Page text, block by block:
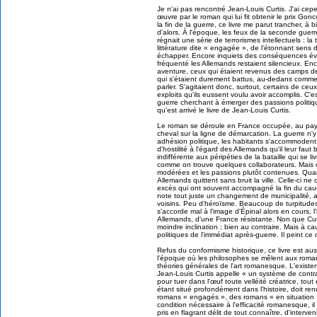
Je n'ai pas rencontré Jean-Louis Curtis. J'ai
œuvre par le roman qui lui fit obtenir le prix
la fin de la guerre, ce livre me parut trancher, à
d'alors. À l'époque, les feux de la seconde
régnait une série de terrorismes intellectuels :
littérature dite « engagée », de l'étonnant sens
échapper. Encore inquiets des conséquences
fréquenté les Allemands restaient silencieux.
aventure, ceux qui étaient revenus des camps
qui s'étaient durement battus, au-dedans
parler. S'agitaient donc, surtout, certains de
exploits qu'ils eussent voulu avoir accomplis.
guerre cherchant à émerger des passions
qu'est arrivé le livre de Jean-Louis Curtis.
Le roman se déroule en France occupée, au
cheval sur la ligne de démarcation. La guerre
adhésion politique, les habitants
d'hostilité à l'égard des Allemands qu'il leur faut
indifférente aux péripéties de la bataille qui se
comme on trouve quelques collaborateurs.
modérées et les passions plutôt contenues.
Allemands quittent sans bruit la ville. Celle-ci
excès qui ont souvent accompagné la fin du
note tout juste un changement de municipalité,
voisins. Peu d'héroïsme. Beaucoup de
s'accorde mal à l'image d'Épinal alors en cours,
Allemands, d'une France résistante. Non que
moindre inclination ; bien au contraire. Mais à
politiques de l'immédiat après-guerre. Il peint ce
Refus du conformisme historique, ce livre est
l'époque où les philosophes se mêlent aux
théories générales de l'art romanesque.
Jean-Louis Curtis appelle « un système de
pour tuer dans l'œuf toute velléité créatrice, tout
étant situé profondément dans l'histoire, doit
romans « engagés », des romans « en
condition nécessaire à l'efficacité romanesque,
pris en flagrant délit de tout connaître,